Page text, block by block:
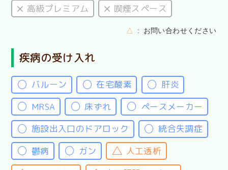
高級プレミアム
喫煙スペース
△ お問い合わせください
疾病の受け入れ
バルーン 在宅酸素
肝炎
MRSA
床ずれ
ペースメーカー
施設出入口のドアロック
統合失調症
鬱病
ガン
人工透析